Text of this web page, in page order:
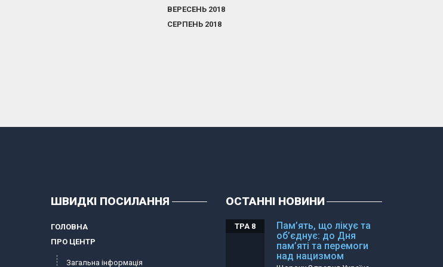
ВЕРЕСЕНЬ 2018
СЕРПЕНЬ 2018
ШВИДКІ ПОСИЛАННЯ
ГОЛОВНА
ПРО ЦЕНТР
Загальна інформація
ОСТАННІ НОВИНИ
Пам’ять, що лікує та
об’єднує: до Дня
пам’яті та перемоги
над нацизмом
ТРА 8